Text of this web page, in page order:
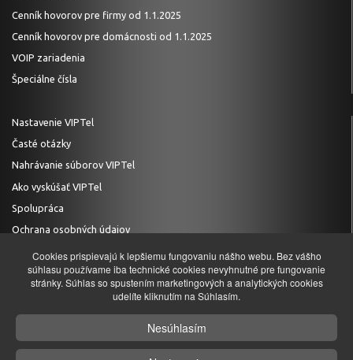
Cenník hovorov pre firmy od 1.1.2025
Cenník hovorov pre domácnosti od 1.1.2025
VOIP zariadenia
Špeciálne čísla
Nastavenie VIPTel
Časté otázky
Nahrávanie súborov VIPTel
Ako vyskúšať VIPTel
Spolupráca
Ochrana osobných údajov
TECHNICKÁ PODPORA
+421 (0)2 20 28 20 29
Cookies prispievajú k lepšiemu fungovaniu nášho webu. Bez vášho
súhlasu používame iba technické cookies nevyhnutné pre fungovanie
stránky. Súhlas so spustením marketingových a analytických cookies
udelíte kliknutím na Súhlasím.
Nesúhlasím